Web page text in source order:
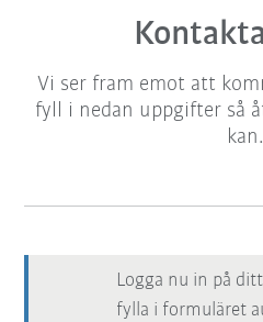
Vi ser fram emot att
fyll i nedan uppgifter så
kan.
Logga nu in på ditt
fylla i formuläret